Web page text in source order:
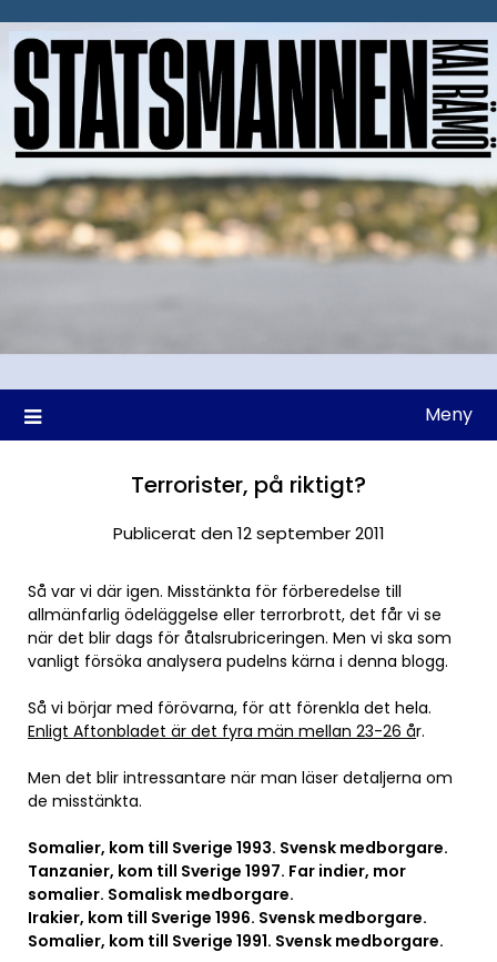
till
Meny
Terrorister, på riktigt?
Publicerat den 12 september 2011
Så var vi där igen. Misstänkta för förberedelse till
allmänfarlig ödeläggelse eller terrorbrott, det får vi se
när det blir dags för åtalsrubriceringen. Men vi ska som
vanligt försöka analysera pudelns kärna i denna blogg.
Så vi börjar med förövarna, för att förenkla det hela.
Enligt Aftonbladet är det fyra män mellan 23-26 år.
Men det blir intressantare när man läser detaljerna om
de misstänkta.
Somalier, kom till Sverige 1993. Svensk medborgare.
Tanzanier, kom till Sverige 1997. Far indier, mor
somalier. Somalisk medborgare.
Irakier, kom till Sverige 1996. Svensk medborgare.
Somalier, kom till Sverige 1991. Svensk medborgare.